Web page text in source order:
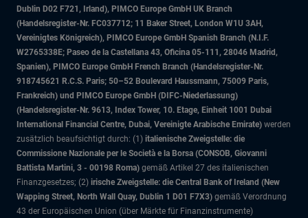
Dublin D02 F721, Irland), PIMCO Europe GmbH UK Branch
(Handelsregister-Nr. FC037712; 11 Baker Street, London W1U 3AH,
Vereinigtes Königreich), PIMCO Europe GmbH Spanish Branch (N.I.F.
W2765338E; Paseo de la Castellana 43, Oficina 05-111, 28046 Madrid,
Spanien), PIMCO Europe GmbH French Branch (Handelsregister-Nr.
918745621 R.C.S. Paris; 50–52 Boulevard Haussmann, 75009 Paris,
Frankreich) und PIMCO Europe GmbH (DIFC-Niederlassung)
(Handelsregister-Nr. 9613, Index Tower, 10. Etage, Einheit 1001 Dubai
International Financial Centre, Dubai, Vereinigte Arabische Emirate) werden
zusätzlich beaufsichtigt durch: (1) italienische Zweigstelle: die
Commissione Nazionale per le Società e la Borsa (CONSOB, Giovanni
Battista Martini, 3 - 00198 Roma) gemäß Artikel 27 des italienischen
Finanzgesetzes; (2) irische Zweigstelle: die Central Bank of Ireland (New
Wapping Street, North Wall Quay, Dublin 1 D01 F7X3) gemäß Verordnung
43 der Europäischen Union (über Märkte für Finanzinstrumente)